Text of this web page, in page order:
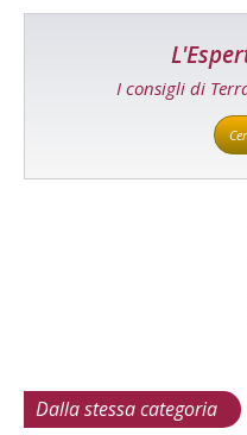
I consigli di
Dalla stessa categoria